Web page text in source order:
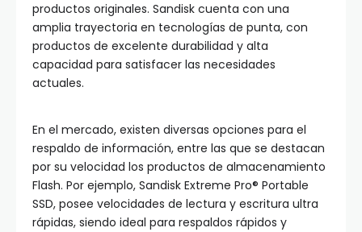
productos originales. Sandisk cuenta con una
amplia trayectoria en tecnologías de punta, con
productos de excelente durabilidad y alta
capacidad para satisfacer las necesidades
actuales.
En el mercado, existen diversas opciones para el
respaldo de información, entre las que se destacan
por su velocidad los productos de almacenamiento
Flash. Por ejemplo, Sandisk Extreme Pro® Portable
SSD, posee velocidades de lectura y escritura ultra
rápidas, siendo ideal para respaldos rápidos y